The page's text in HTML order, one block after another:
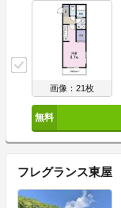
画像：21枚
フレグランス東屋